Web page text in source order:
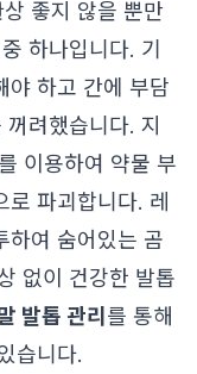
좋지 않을 뿐만
하나입니다. 기
야 하고 간에 부담
려했습니다. 지
이용하여 약물 부
파괴합니다. 레
하여 숨어있는 곰
없이 건강한 발톱
발톱 관리 를 통해
습니다.